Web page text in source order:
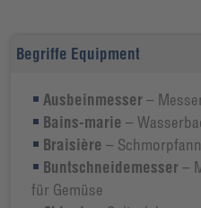
Begriffe Equipment
Ausbeinmesser –
Bains-marie –
Braisière –
Buntschneidemesser –
für Gemüse